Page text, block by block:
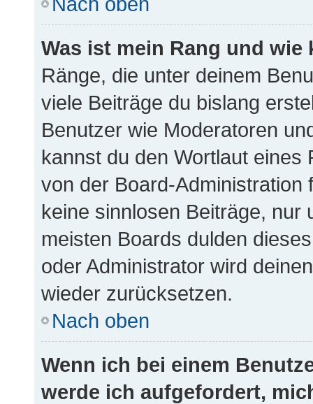
Was ist mein Rang und
Ränge, die unter deinem
viele Beiträge du bislang
Benutzer wie Moderatoren
kannst du den Wortlaut
von der Board-Administration
keine sinnlosen Beiträge,
meisten Boards dulden
oder Administrator wird
wieder zurücksetzen.
Nach oben
Wenn ich bei einem
werde ich aufgefordert,